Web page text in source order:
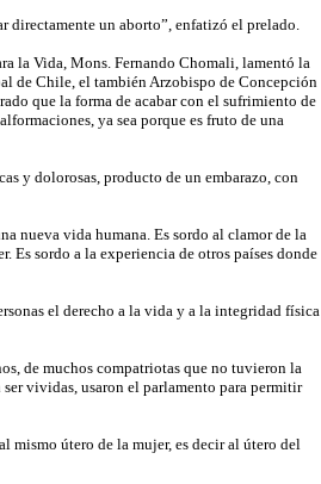
directamente un aborto”, enfatizó el prelado.
la Vida, Mons. Fernando Chomali, lamentó la
de Chile, el también Arzobispo de Concepción
que la forma de acabar con el sufrimiento de
ya sea porque es fruto de una
y dolorosas, producto de un embarazo, con
nueva vida humana. Es sordo al clamor de la
sordo a la experiencia de otros países donde
el derecho a la vida y a la integridad física
de muchos compatriotas que no tuvieron la
vividas, usaron el parlamento para permitir
mismo útero de la mujer, es decir al útero del